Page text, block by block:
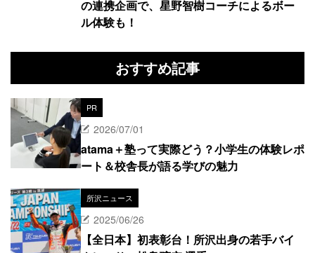
の連携企画で、星野智樹コーチによるボー
ル体験も！
おすすめ記事
PR
2026/07/01
atama＋塾って実際どう？小学生の体験レポ
ート＆校舎長が語る学びの魅力
所沢ニュース
2025/06/26
【全日本】初表彰台！所沢出身の若手バイ